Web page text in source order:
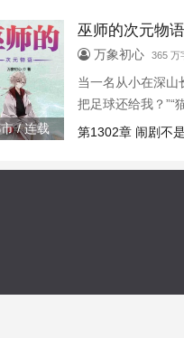
/ 连载
巫师的次元物语
万象初心 365 万
当一名从小在深山
把足球还给我？”“
第1302章 闹剧不